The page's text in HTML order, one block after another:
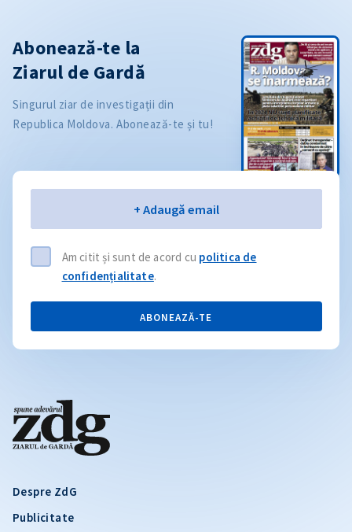
Despre ZdG
Publicitate
Abonează-te la
Ziarul de Gardă
Singurul ziar de investigații din
Republica Moldova. Abonează-te și tu!
+ Adaugă email
Am citit și sunt de acord cu politica de
confidențialitate.
ABONEAZĂ-TE